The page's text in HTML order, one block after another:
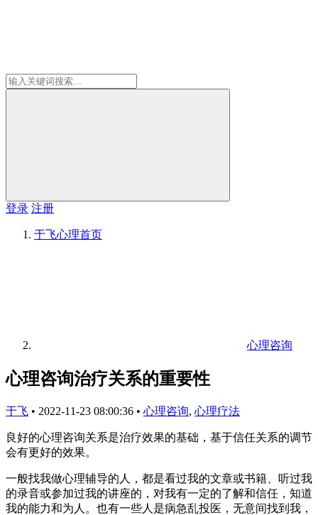
登录 注册
于飞心理首页
心理咨询
心理咨询治疗关系的重要性
于飞 • 2022-11-23 08:00:36 • 心理咨询, 心理疗法
良好的心理咨询关系是治疗效果的基础，基于信任关系的调节
会有更好的效果。
一般找我做心理辅导的人，都是看过我的文章或书籍、听过我
的录音或参加过我的讲座的，对我有一定的了解和信任，知道
我的能力和为人。也有一些人是病急乱投医，无意间找到我，